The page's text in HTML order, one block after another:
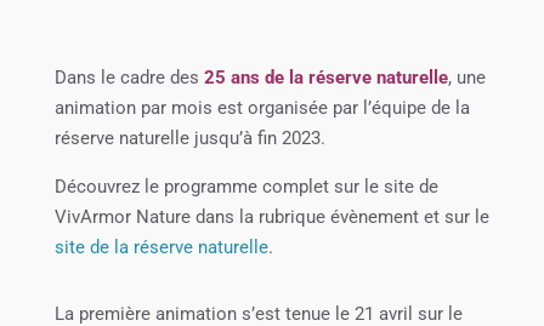
Dans le cadre des 25 ans de la réserve naturelle, une
animation par mois est organisée par l’équipe de la
réserve naturelle jusqu’à fin 2023.
Découvrez le programme complet sur le site de
VivArmor Nature dans la rubrique évènement et sur le
site de la réserve naturelle.
La première animation s’est tenue le 21 avril sur le